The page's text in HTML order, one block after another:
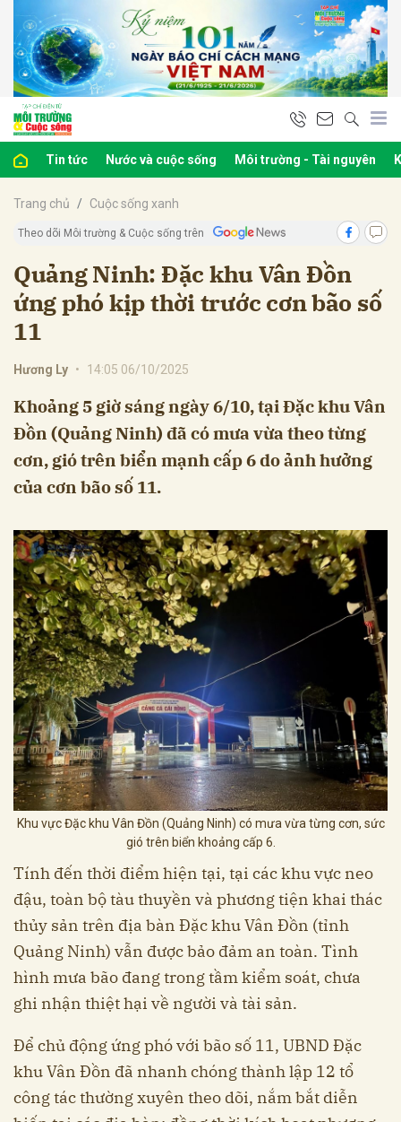
Tin tức Nước và cuộc sống Môi trường - Tài nguyên
Trang chủ Cuộc sống xanh
Theo dõi Môi trường & Cuộc sống trên
Quảng Ninh: Đặc khu Vân Đồn
ứng phó kịp thời trước cơn bão số
11
Hương Ly • 14:05 06/10/2025
Khoảng 5 giờ sáng ngày 6/10, tại Đặc khu Vân
Đồn (Quảng Ninh) đã có mưa vừa theo từng
cơn, gió trên biển mạnh cấp 6 do ảnh hưởng
của cơn bão số 11.
Khu vực Đặc khu Vân Đồn (Quảng Ninh) có mưa vừa từng cơn, sức
gió trên biển khoảng cấp 6.
Tính đến thời điểm hiện tại, tại các khu vực neo
đậu, toàn bộ tàu thuyền và phương tiện khai thác
thủy sản trên địa bàn Đặc khu Vân Đồn (tỉnh
Quảng Ninh) vẫn được bảo đảm an toàn. Tình
hình mưa bão đang trong tầm kiểm soát, chưa
ghi nhận thiệt hại về người và tài sản.
Để chủ động ứng phó với bão số 11, UBND Đặc
khu Vân Đồn đã nhanh chóng thành lập 12 tổ
công tác thường xuyên theo dõi, nắm bắt diễn
luận
Hủy